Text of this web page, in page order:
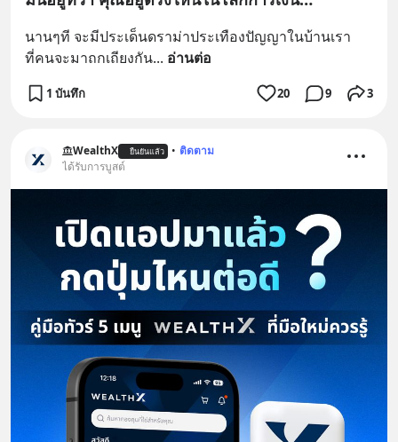
นานๆที จะมีประเด็นดราม่าประเทืองปัญญาในบ้านเรา
ที่คนจะมาถกเถียงกัน... อ่านต่อ
1 บันทึก 20 9 3
WealthX ยืนยันแล้ว • ติดตาม
ได้รับการบูสต์